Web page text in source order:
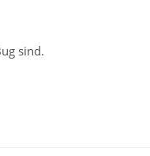
sind.